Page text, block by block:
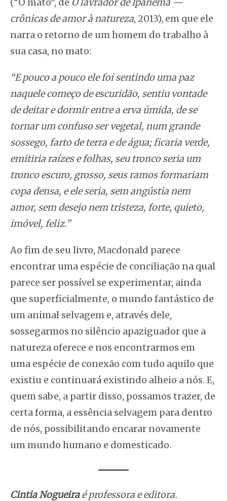
crônicas de amor à natureza, 2013), em que ele
narra o retorno de um homem do trabalho à
sua casa, no mato:
“E pouco a pouco ele foi sentindo uma paz
naquele começo de escuridão, sentiu vontade
de deitar e dormir entre a erva úmida, de se
tornar um confuso ser vegetal, num grande
sossego, farto de terra e de água; ficaria verde,
emitiria raízes e folhas, seu tronco seria um
tronco escuro, grosso, seus ramos formariam
copa densa, e ele seria, sem angústia nem
amor, sem desejo nem tristeza, forte, quieto,
imóvel, feliz.”
Ao fim de seu livro, Macdonald parece
encontrar uma espécie de conciliação na qual
parece ser possível se experimentar, ainda
que superficialmente, o mundo fantástico de
um animal selvagem e, através dele,
sossegarmos no silêncio apaziguador que a
natureza oferece e nos encontrarmos em
uma espécie de conexão com tudo aquilo que
existiu e continuará existindo alheio a nós. E,
quem sabe, a partir disso, possamos trazer, de
certa forma, a essência selvagem para dentro
de nós, possibilitando encarar novamente
um mundo humano e domesticado.
Cintia Nogueiraé professora e editora.